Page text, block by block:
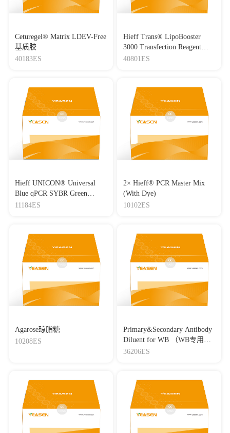
Ceturegel® Matrix LDEV-Free
基质胶
40183ES
Hieff Trans® LipoBooster
3000 Transfection Reagent
Lipo3000转染试剂
40801ES
Hieff UNICON® Universal
Blue qPCR SYBR Green
Master Mix
11184ES
2× Hieff® PCR Master Mix
(With Dye)
10102ES
Agarose琼脂糖
10208ES
Primary&Secondary Antibody
Diluent for WB （WB专用一
抗二抗稀释液）
36206ES